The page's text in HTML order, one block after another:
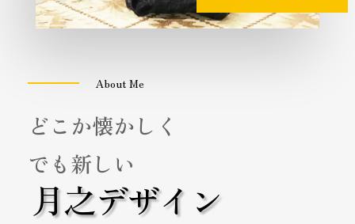
About Me
どこか懐かしく
でも新しい
月之デザイン